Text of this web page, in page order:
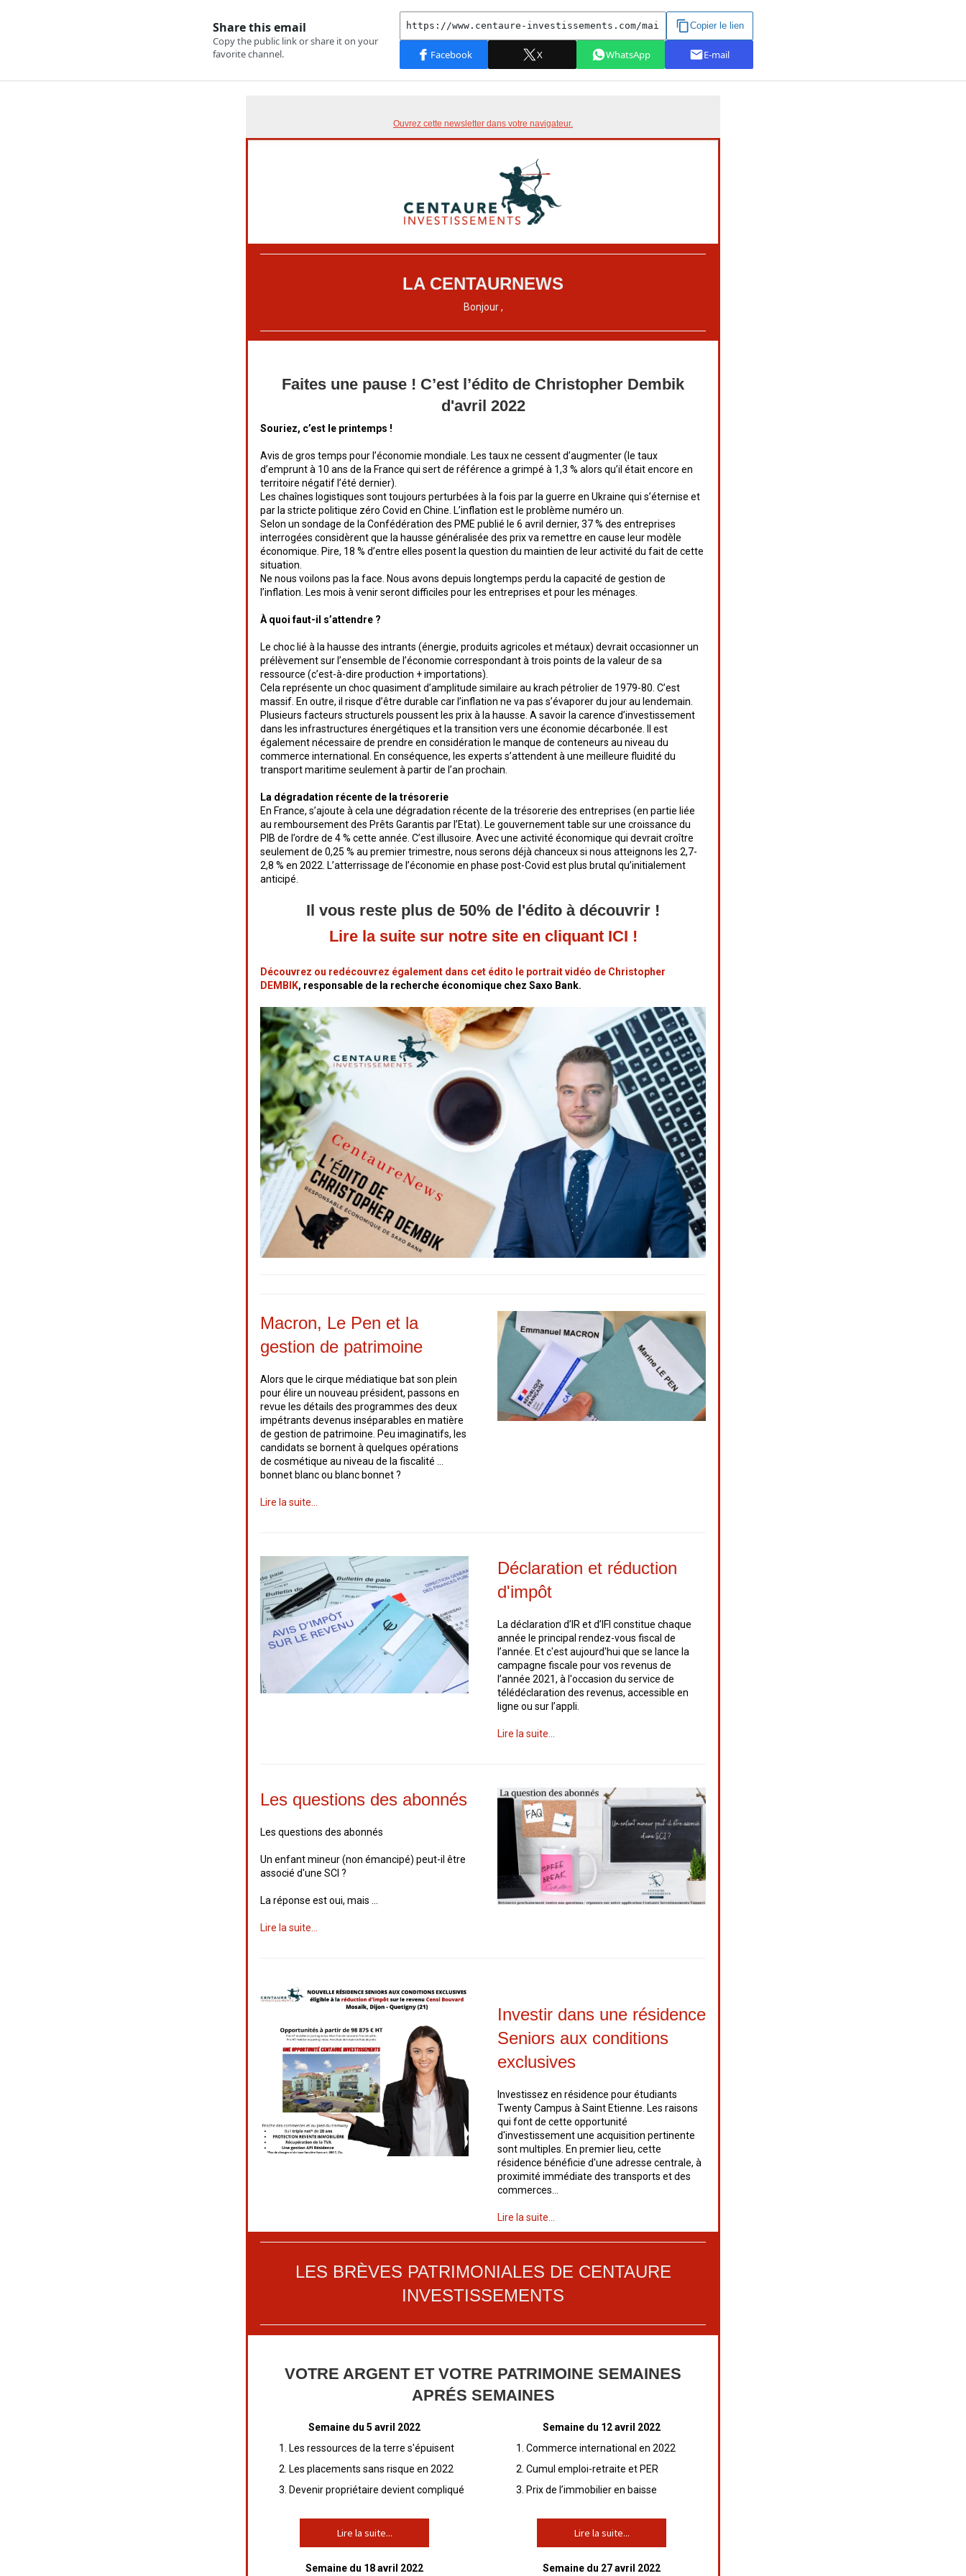
Ouvrez cette newsletter dans votre navigateur.
LA CENTAURNEWS
Bonjour ,
Faites une pause ! C’est l’édito de Christopher Dembik
d'avril 2022
Souriez, c’est le printemps !
Avis de gros temps pour l’économie mondiale. Les taux ne cessent d’augmenter (le taux
d’emprunt à 10 ans de la France qui sert de référence a grimpé à 1,3 % alors qu’il était encore en
territoire négatif l’été dernier).
Les chaînes logistiques sont toujours perturbées à la fois par la guerre en Ukraine qui s’éternise et
par la stricte politique zéro Covid en Chine. L’inflation est le problème numéro un.
Selon un sondage de la Confédération des PME publié le 6 avril dernier, 37 % des entreprises
interrogées considèrent que la hausse généralisée des prix va remettre en cause leur modèle
économique. Pire, 18 % d’entre elles posent la question du maintien de leur activité du fait de cette
situation.
Ne nous voilons pas la face. Nous avons depuis longtemps perdu la capacité de gestion de
l’inflation. Les mois à venir seront difficiles pour les entreprises et pour les ménages.
À quoi faut-il s’attendre ?
Le choc lié à la hausse des intrants (énergie, produits agricoles et métaux) devrait occasionner un
prélèvement sur l’ensemble de l’économie correspondant à trois points de la valeur de sa
ressource (c’est-à-dire production + importations).
Cela représente un choc quasiment d’amplitude similaire au krach pétrolier de 1979-80. C’est
massif. En outre, il risque d’être durable car l’inflation ne va pas s’évaporer du jour au lendemain.
Plusieurs facteurs structurels poussent les prix à la hausse. A savoir la carence d’investissement
dans les infrastructures énergétiques et la transition vers une économie décarbonée. Il est
également nécessaire de prendre en considération le manque de conteneurs au niveau du
commerce international. En conséquence, les experts s’attendent à une meilleure fluidité du
transport maritime seulement à partir de l’an prochain.
La dégradation récente de la trésorerie
En France, s’ajoute à cela une dégradation récente de la trésorerie des entreprises (en partie liée
au remboursement des Prêts Garantis par l’Etat). Le gouvernement table sur une croissance du
PIB de l’ordre de 4 % cette année. C’est illusoire. Avec une activité économique qui devrait croître
seulement de 0,25 % au premier trimestre, nous serons déjà chanceux si nous atteignons les 2,7-
2,8 % en 2022. L’atterrissage de l’économie en phase post-Covid est plus brutal qu’initialement
anticipé.
Il vous reste plus de 50% de l'édito à découvrir !
Lire la suite sur notre site en cliquant ICI !
Découvrez ou redécouvrez également dans cet édito le portrait vidéo de Christopher
DEMBIK, responsable de la recherche économique chez Saxo Bank.
Macron, Le Pen et la
gestion de patrimoine
Alors que le cirque médiatique bat son plein
pour élire un nouveau président, passons en
revue les détails des programmes des deux
impétrants devenus inséparables en matière
de gestion de patrimoine. Peu imaginatifs, les
candidats se bornent à quelques opérations
de cosmétique au niveau de la fiscalité …
bonnet blanc ou blanc bonnet ?
Lire la suite...
Déclaration et réduction
d'impôt
La déclaration d’IR et d’IFI constitue chaque
année le principal rendez-vous fiscal de
l’année. Et c'est aujourd'hui que se lance la
campagne fiscale pour vos revenus de
l’année 2021, à l'occasion du service de
télédéclaration des revenus, accessible en
ligne ou sur l’appli.
Lire la suite...
Les questions des abonnés
Les questions des abonnés
Un enfant mineur (non émancipé) peut-il être
associé d'une SCI ?
La réponse est oui, mais ...
Lire la suite...
Investir dans une résidence
Seniors aux conditions
exclusives
Investissez en résidence pour étudiants
Twenty Campus à Saint Etienne. Les raisons
qui font de cette opportunité
d'investissement une acquisition pertinente
sont multiples. En premier lieu, cette
résidence bénéficie d'une adresse centrale, à
proximité immédiate des transports et des
commerces...
Lire la suite...
LES BRÈVES PATRIMONIALES DE CENTAURE
INVESTISSEMENTS
VOTRE ARGENT ET VOTRE PATRIMOINE SEMAINES
APRÉS SEMAINES
Semaine du 5 avril 2022
Les ressources de la terre s'épuisent
Les placements sans risque en 2022
Devenir propriétaire devient compliqué
Lire la suite...
Semaine du 12 avril 2022
Commerce international en 2022
Cumul emploi-retraite et PER
Prix de l’immobilier en baisse
Lire la suite...
Semaine du 18 avril 2022 Semaine du 27 avril 2022